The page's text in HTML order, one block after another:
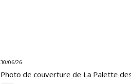
30/06/26
Photo de couverture de La Palette